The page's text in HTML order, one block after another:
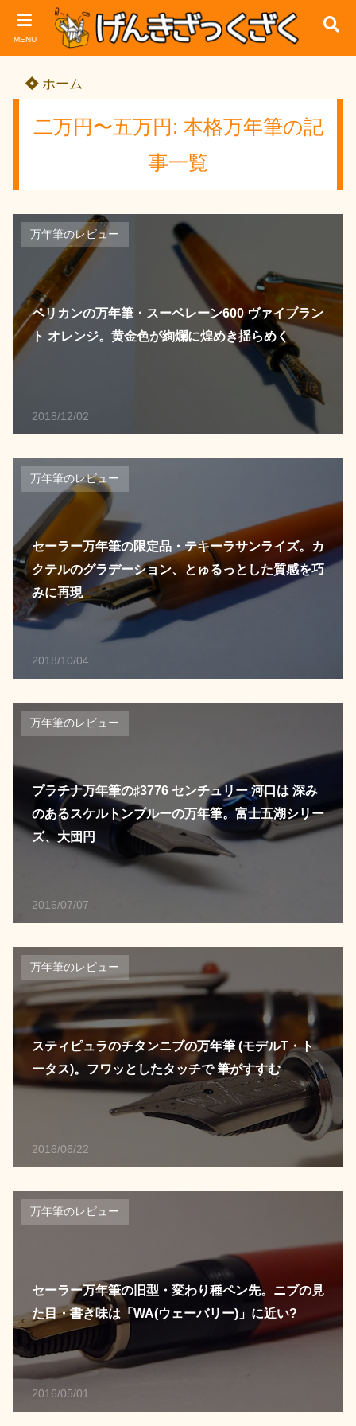
MENU
ホーム
二万円〜五万円: 本格万年筆の記
事一覧
万年筆のレビュー
2018/12/02
ペリカンの万年筆・スーベレーン600 ヴァイブラン
ト オレンジ。黄金色が絢爛に煌めき揺らめく
万年筆のレビュー
2018/10/04
セーラー万年筆の限定品・テキーラサンライズ。カ
クテルのグラデーション、とゅるっとした質感を巧
みに再現
万年筆のレビュー
2016/07/07
プラチナ万年筆の♯3776 センチュリー 河口は 深み
のあるスケルトンブルーの万年筆。富士五湖シリー
ズ、大団円
万年筆のレビュー
2016/06/22
スティピュラのチタンニブの万年筆 (モデルT・ト
ータス)。フワッとしたタッチで 筆がすすむ
万年筆のレビュー
2016/05/01
セーラー万年筆の旧型・変わり種ペン先。ニブの見
た目・書き味は「WA(ウェーバリー)」に近い?